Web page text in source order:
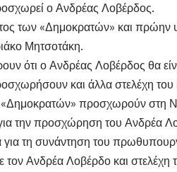
ο Ανδρέας Λοβέρδος.
των «Δημοκρατών» και
Μητσοτάκη.
ότι ο Ανδρέας Λοβέρδος θα
και άλλα στελέχη του
«Δημοκρατών» προσχωρούν στη
την προσχώρηση του Ανδρέα
τη συνάντηση του
Ανδρέα Λοβέρδο και στελέχη